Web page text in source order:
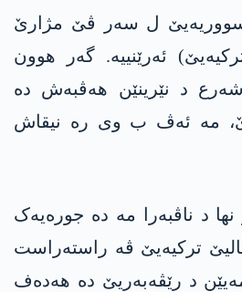
سووریەیێ ل سەر ڤێ مژارێ
ئەرێنییە. گەر ھوون
د نێرینێن ھەڤبەش دە
مە ئەڤ ب وی رە نیقاش
نھا د ناڤبەرا مە دە جورەیەک
ترکیەیێ ڤە راستەراست
د رێڤەبەریێ دە ھەدەف